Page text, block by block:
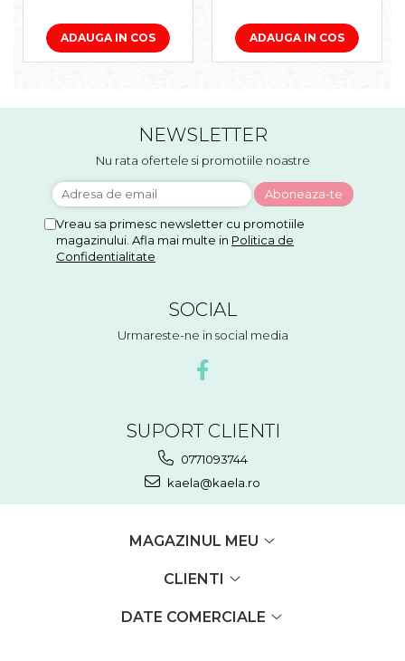
ADAUGA IN COS ADAUGA IN COS
NEWSLETTER
Nu rata ofertele si promotiile noastre
Vreau sa primesc newsletter cu promotiile
magazinului. Afla mai multe in Politica de
Confidentialitate
SOCIAL
Urmareste-ne in social media
SUPORT CLIENTI
0771093744
kaela@kaela.ro
MAGAZINUL MEU
CLIENTI
DATE COMERCIALE